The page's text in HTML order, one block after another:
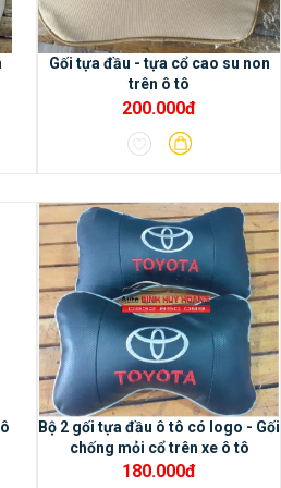
Phù hợp cho hầu hết các dòng xe
nay.
Các tính năng nổi bật của
X3- Màn hình DVD Android Oled
có bộ nhớ Ram 2G, bộ nhớ trong
chip 8 nhân, bảo hành 18 tháng- Màn
Android Oled Pro X3 sử dụng không
các ứng dụng trong cửa hàng CH
Màn hình IPS, cảm biến rất thông
cảnh báo được đóng cửa bị hở
khít ngay trên màn hình.- Hỗ trợ
AHD siêu rõ nét cho độ phân giải
HD 1920x1080p, chất lượng cao hơn
Gối tựa đầu - tựa cổ cao su non
trên ô tô
200.000đ
Bộ 2 gối tựa đầu ô tô có logo - Gối
chống mỏi cổ trên xe ô tô
180.000đ